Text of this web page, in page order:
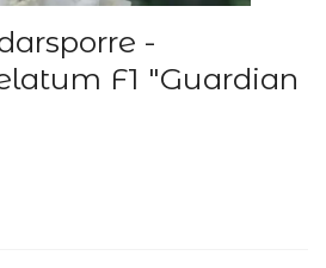
-
F1 "Guardian